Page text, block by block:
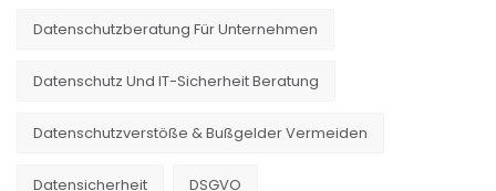
Datenschutzberatung Für Unternehmen
Datenschutz Und IT-Sicherheit Beratung
Datenschutzverstöße & Bußgelder Vermeiden
Datensicherheit DSGVO